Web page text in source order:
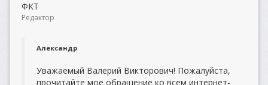
ФКТ
Редактор
Александр
Уважаемый Валерий Викторович! Пожалуйста,
прочитайте мое обращение ко всем интернет-